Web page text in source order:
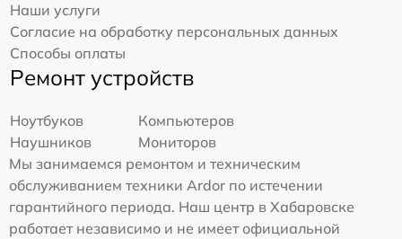
Наши услуги
Согласие на обработку персональных данных
Способы оплаты
Ремонт устройств
Ноутбуков
Компьютеров
Наушников
Мониторов
Мы занимаемся ремонтом и техническим
обслуживанием техники Ardor по истечении
гарантийного периода. Наш центр в Хабаровске
работает независимо и не имеет официальной